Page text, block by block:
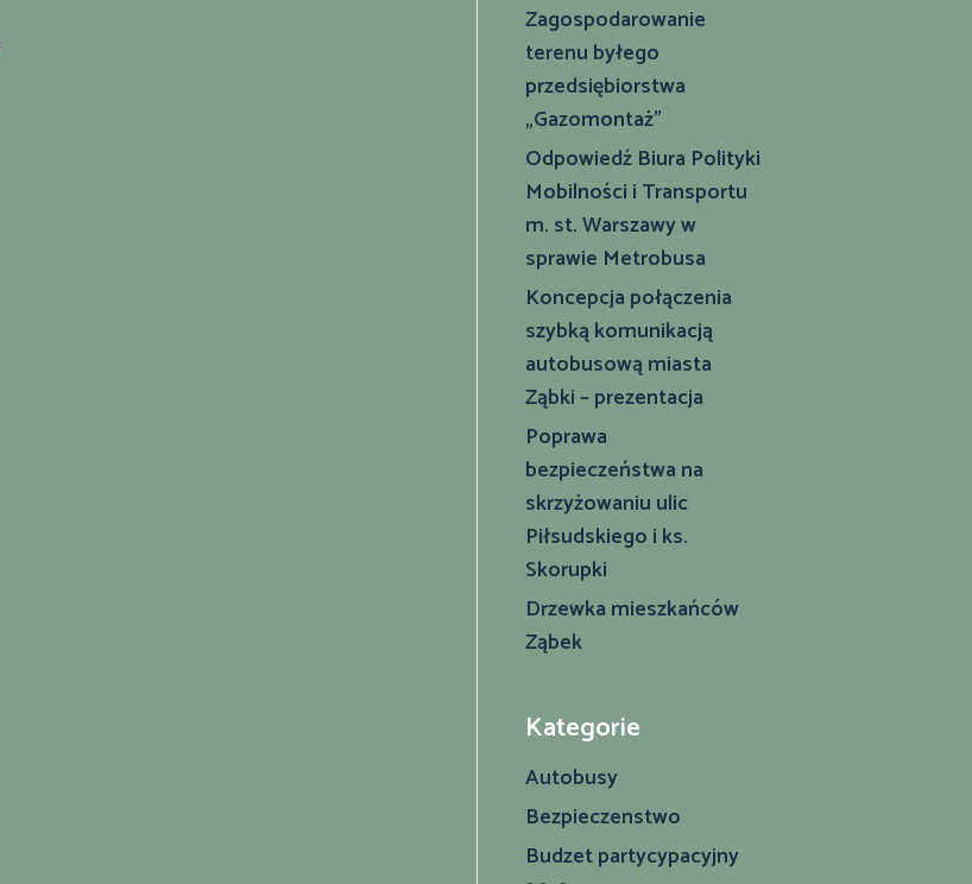
Zagospodarowanie
terenu byłego
przedsiębiorstwa
„Gazomontaż”
Odpowiedź Biura Polityki
Mobilności i Transportu
m. st. Warszawy w
sprawie Metrobusa
Koncepcja połączenia
szybką komunikacją
autobusową miasta
Ząbki – prezentacja
Poprawa
bezpieczeństwa na
skrzyżowaniu ulic
Piłsudskiego i ks.
Skorupki
Drzewka mieszkańców
Ząbek
Kategorie
Autobusy
Bezpieczenstwo
Budzet partycypacyjny